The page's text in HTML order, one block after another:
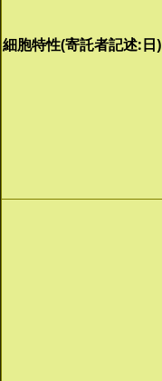
細胞特性(寄託者記述:日)